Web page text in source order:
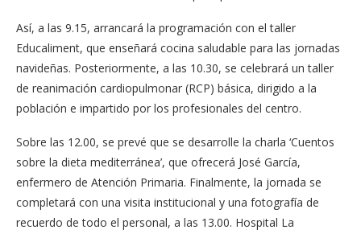
Así, a las 9.15, arrancará la programación con el taller
Educaliment, que enseñará cocina saludable para las jornadas
navideñas. Posteriormente, a las 10.30, se celebrará un taller
de reanimación cardiopulmonar (RCP) básica, dirigido a la
población e impartido por los profesionales del centro.
Sobre las 12.00, se prevé que se desarrolle la charla ‘Cuentos
sobre la dieta mediterránea’, que ofrecerá José García,
enfermero de Atención Primaria. Finalmente, la jornada se
completará con una visita institucional y una fotografía de
recuerdo de todo el personal, a las 13.00. Hospital La